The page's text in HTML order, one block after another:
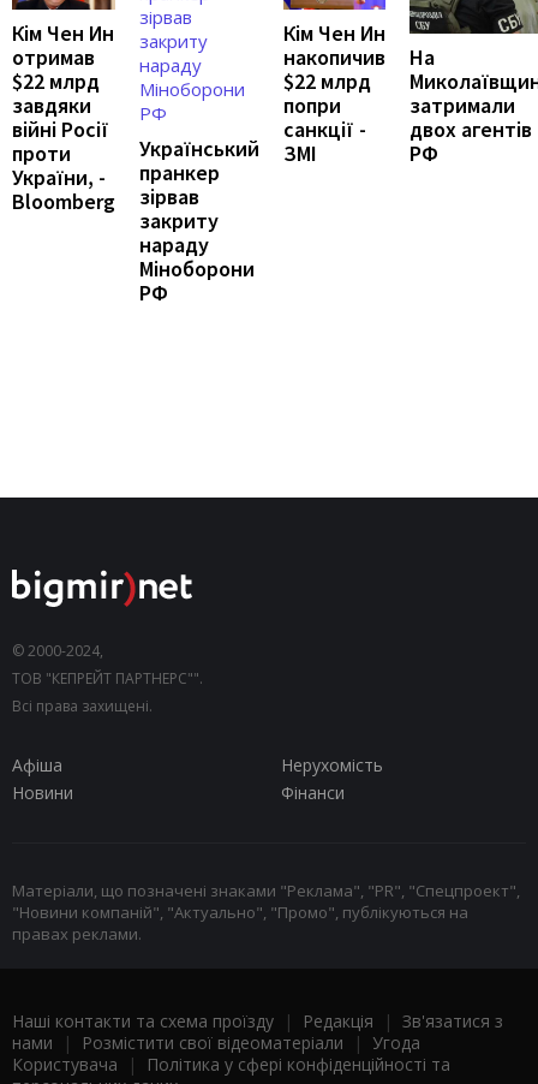
Кім Чен Ин
отримав
$22 млрд
завдяки
війні Росії
проти
України, -
Bloomberg
Український
пранкер
зірвав
закриту
нараду
Міноборони
РФ
Кім Чен Ин
накопичив
$22 млрд
попри
санкції -
ЗМІ
На
затримали
двох агентів
РФ
© 2000-2024,
ТОВ "КЕПРЕЙТ ПАРТНЕРС"".
Всі права захищені.
Афіша
Нерухомість
Новини
Фінанси
Матеріали, що позначені знаками "Реклама", "PR", "Спецпроект",
"Новини компаній", "Актуально", "Промо", публікуються на
правах реклами.
Наші контакти та схема проїзду | Редакція | Зв'язатися з
нами | Розмістити свої відеоматеріали | Угода
Користувача |
Політика у сфері конфіденційності та